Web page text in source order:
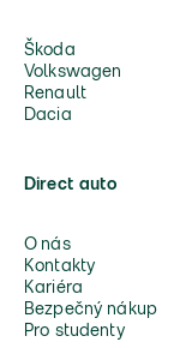
Škoda
Volkswagen
Renault
Dacia
Direct auto
O nás
Kontakty
Kariéra
Bezpečný nákup
Pro studenty